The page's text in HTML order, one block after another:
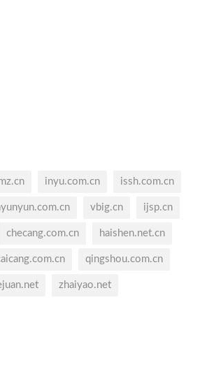
inyu.com.cn issh.com.cn
vbig.cn ijsp.cn
checang.com.cn haishen.net.cn
qingshou.com.cn
zhaiyao.net